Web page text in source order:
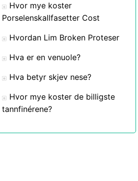
Hvor mye koster
Porselenskallfasetter Cost
Hvordan Lim Broken Proteser
Hva er en venuole?
Hva betyr skjev nese?
Hvor mye koster de billigste
tannfinérene?